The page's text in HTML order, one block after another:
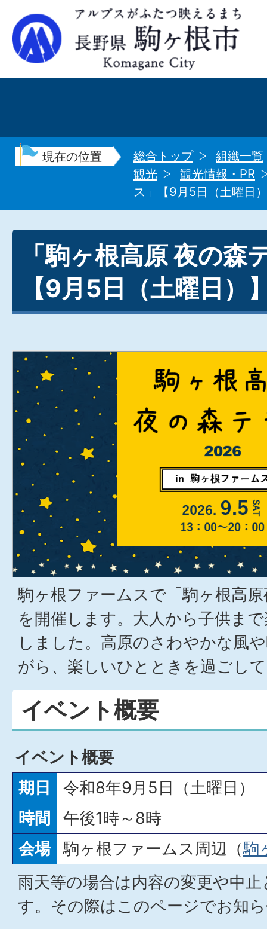
現在の位置 総合トップ
組織一覧
観光
観光情報・PR
ス」【9月5日（土曜日
「駒ヶ根高原 夜の森
【9月5日（土曜日）
駒ヶ根ファームスで「駒ヶ根高
を開催します。大人から子供ま
しました。高原のさわやかな風
がら、楽しいひとときを過ごし
イベント概要
イベント概要
期日
令和8年9月5日（土曜日）
時間
午後1時～8時
会場
駒ヶ根ファームス周辺（駒
雨天等の場合は内容の変更や中
す。その際はこのページでお知